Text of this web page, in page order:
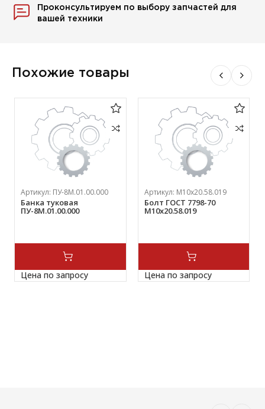
Проконсультируем по выбору запчастей для
вашей техники
Похожие товары
Артикул: ПУ-8М.01.00.000
Банка туковая
ПУ-8М.01.00.000
Цена по запросу
Артикул: М10х20.58.019
Болт ГОСТ 7798-70
М10х20.58.019
Цена по запросу